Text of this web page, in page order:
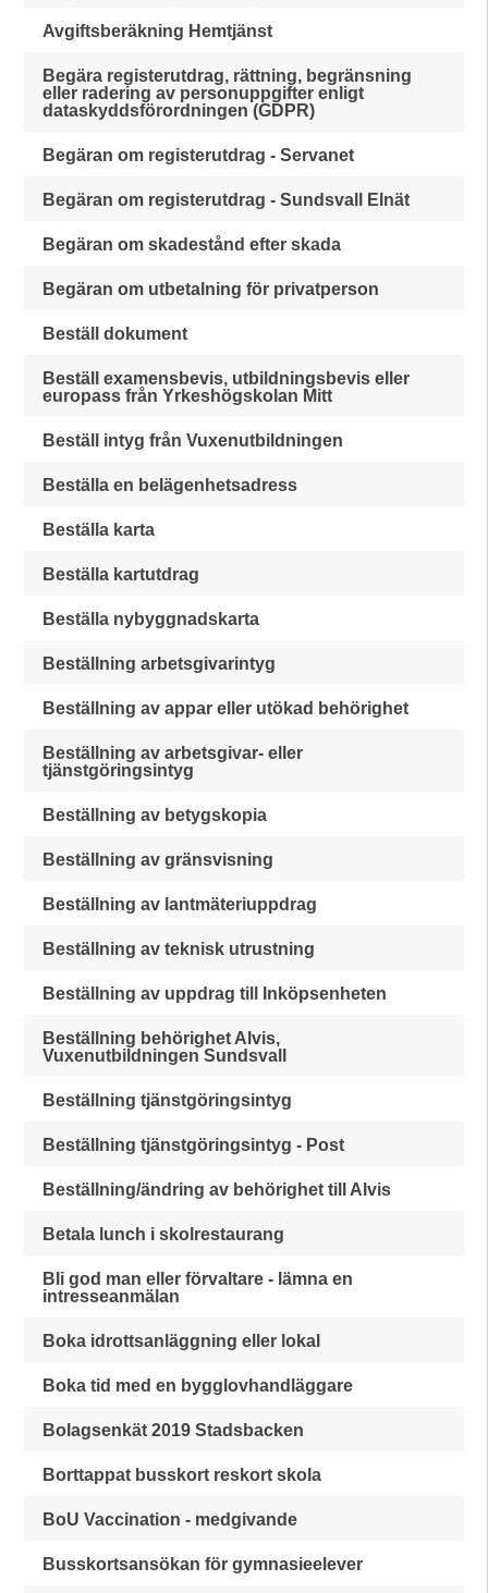
Avgiftsberäkning Hemtjänst
Begära registerutdrag, rättning, begränsning
eller radering av personuppgifter enligt
dataskyddsförordningen (GDPR)
Begäran om registerutdrag - Servanet
Begäran om registerutdrag - Sundsvall Elnät
Begäran om skadestånd efter skada
Begäran om utbetalning för privatperson
Beställ dokument
Beställ examensbevis, utbildningsbevis eller
europass från Yrkeshögskolan Mitt
Beställ intyg från Vuxenutbildningen
Beställa en belägenhetsadress
Beställa karta
Beställa kartutdrag
Beställa nybyggnadskarta
Beställning arbetsgivarintyg
Beställning av appar eller utökad behörighet
Beställning av arbetsgivar- eller
tjänstgöringsintyg
Beställning av betygskopia
Beställning av gränsvisning
Beställning av lantmäteriuppdrag
Beställning av teknisk utrustning
Beställning av uppdrag till Inköpsenheten
Beställning behörighet Alvis,
Vuxenutbildningen Sundsvall
Beställning tjänstgöringsintyg
Beställning tjänstgöringsintyg - Post
Beställning/ändring av behörighet till Alvis
Betala lunch i skolrestaurang
Bli god man eller förvaltare - lämna en
intresseanmälan
Boka idrottsanläggning eller lokal
Boka tid med en bygglovhandläggare
Bolagsenkät 2019 Stadsbacken
Borttappat busskort reskort skola
BoU Vaccination - medgivande
Busskortsansökan för gymnasieelever